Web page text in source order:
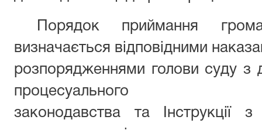
Порядок приймання
визначається відповідними
розпорядженнями голови суду з
процесуального
законодавства та Інструкції